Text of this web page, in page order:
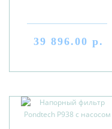
39 896.00 р.